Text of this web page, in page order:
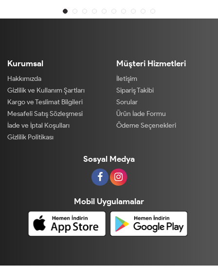
Kurumsal
Hakkımızda
Gizlilik ve Kullanım Şartları
Kargo ve Teslimat Bilgileri
Mesafeli Satış Sözleşmesi
İade ve İptal Koşulları
Gizlilik Politikası
Müşteri Hizmetleri
İletişim
Sipariş Takibi
Sorular
Ürün İade Formu
Ödeme Seçenekleri
Sosyal Medya
Mobil Uygulamalar